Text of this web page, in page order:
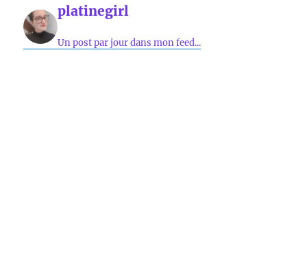
platinegirl
Un post par jour dans mon feed...